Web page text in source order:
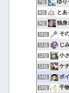
7位 ゆり
8位 と
9位 独身
10位 そ
11位 じ
12位 小
13位 ケ
14位 ポ
15位 干